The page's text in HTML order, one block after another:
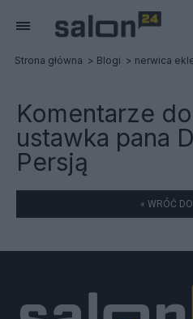
Strona główna Blogi nerwica
Komentarze
ustawka pana
Persją
« WRÓĆ